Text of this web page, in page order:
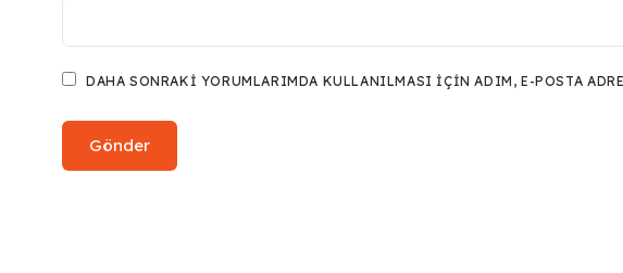
DAHA SONRAKI YORUMLARIMDA KULLANILMASI IÇIN ADIM, E-POSTA